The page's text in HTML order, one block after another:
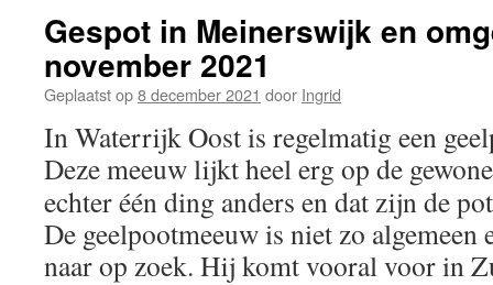
Gespot in Meinerswijk en
november 2021
Geplaatst op8 december 2021 door Ingrid
In Waterrijk Oost is regelmatig een
Deze meeuw lijkt heel erg op de
echter één ding anders en dat zijn de
De geelpootmeeuw is niet zo algemeen
naar op zoek. Hij komt vooral voor in